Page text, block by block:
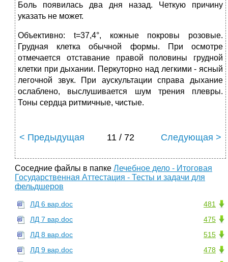
Боль появилась два дня назад. Четкую причину
указать не может.
Объективно: t=37,4°, кожные покровы розовые.
Грудная клетка обычной формы. При осмотре
отмечается отставание правой половины грудной
клетки при дыхании. Перкуторно над легкими - ясный
легочной звук. При аускультации справа дыхание
ослаблено, выслушивается шум трения плевры.
Тоны сердца ритмичные, чистые.
< Предыдущая 11 / 72 Следующая >
Соседние файлы в папке Лечебное дело - Итоговая
Государственная Аттестация - Тесты и задачи для
фельдшеров
481
ЛД 6 вар.doc
475
ЛД 7 вар.doc
515
ЛД 8 вар.doc
478
ЛД 9 вар.doc